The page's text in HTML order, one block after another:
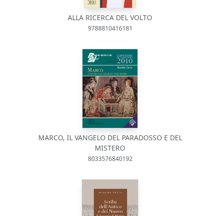
ALLA RICERCA DEL VOLTO
9788810416181
MARCO, IL VANGELO DEL PARADOSSO E DEL
MISTERO
8033576840192